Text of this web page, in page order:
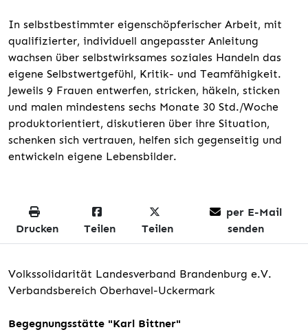
In selbstbestimmter eigenschöpferischer Arbeit, mit
qualifizierter, individuell angepasster Anleitung
wachsen über selbstwirksames soziales Handeln das
eigene Selbstwertgefühl, Kritik- und Teamfähigkeit.
Jeweils 9 Frauen entwerfen, stricken, häkeln, sticken
und malen mindestens sechs Monate 30 Std./Woche
produktorientiert, diskutieren über ihre Situation,
schenken sich vertrauen, helfen sich gegenseitig und
entwickeln eigene Lebensbilder.
Drucken Teilen Teilen
per E-Mail
senden
Volkssolidarität Landesverband Brandenburg e.V.
Verbandsbereich Oberhavel-Uckermark
Begegnungsstätte "Karl Bittner"